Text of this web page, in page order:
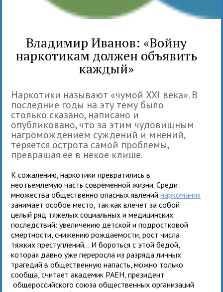
Владимир Иванов: «Войну
наркотикам должен объявить
каждый»
Наркотики называют «чумой XXI века». В
последние годы на эту тему было
столько сказано, написано и
опубликовано, что за этим чудовищным
нагромождением суждений и мнений,
теряется острота самой проблемы,
превращая ее в некое клише.
К сожалению, наркотики превратились в
неотъемлемую часть современной жизни. Среди
множества общественно опасных явленийнаркомания
занимает особое место, так как влечет за собой
целый ряд тяжелых социальных и медицинских
последствий: увеличению детской и подростковой
смертности, снижению рождаемости, рост числа
тяжких преступлений… И бороться с этой бедой,
которая давно уже переросла из разряда личных
трагедий в общественную напасть, можно только
сообща, считает академик РАЕН, президент
общероссийского союза общественных организаций